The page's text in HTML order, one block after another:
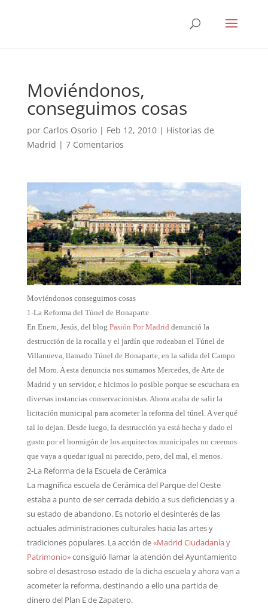
Moviéndonos,
conseguimos cosas
por Carlos Osorio| Feb 12, 2010| Historias de
Madrid | 7 Comentarios
Moviéndonos conseguimos cosas
1-La Reforma del Túnel de Bonaparte
En Enero, Jesús, del blog Pasión Por Madrid denunció la
destrucción de la rocalla y el jardín que rodeaban el Túnel de
Villanueva, llamado Túnel de Bonaparte, en la salida del Campo
del Moro. A esta denuncia nos sumamos Mercedes, de Arte de
Madrid y un servidor, e hicimos lo posible porque se escuchara en
diversas instancias conservacionistas. Ahora acaba de salir la
licitación municipal para acometer la reforma del túnel. A ver qué
tal lo dejan. Desde luego, la destrucción ya está hecha y dado el
gusto por el hormigón de los arquitectos municipales no creemos
que vaya a quedar igual ni parecido, pero, del mal, el menos.
2-La Reforma de la Escuela de Cerámica
La magnífica escuela de Cerámica del Parque del Oeste
estaba a punto de ser cerrada debido a sus deficiencias y a
su estado de abandono. Es notorio el desinterés de las
actuales administraciones culturales hacia las artes y
tradiciones populares. La acción de«Madrid Ciudadanía y
Patrimonio»consiguió llamar la atención del Ayuntamiento
sobre el desastroso estado de la dicha escuela y ahora van a
acometer la reforma, destinando a ello una partida de
dinero del Plan E de Zapatero.